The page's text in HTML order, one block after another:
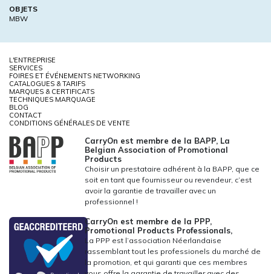
OBJETS
MBW
L'ENTREPRISE
SERVICES
FOIRES ET ÉVÉNEMENTS NETWORKING
CATALOGUES & TARIFS
MARQUES & CERTIFICATS
TECHNIQUES MARQUAGE
BLOG
CONTACT
CONDITIONS GÉNÉRALES DE VENTE
CarryOn est membre de la BAPP, La
Belgian Association of Promotional
Products
Choisir un prestataire adhérent à la BAPP, que ce
soit en tant que fournisseur ou revendeur, c’est
avoir la garantie de travailler avec un
professionnel !
CarryOn est membre de la PPP,
Promotional Products Professionals,
La PPP est l’association Néerlandaise
rassemblant tout les professionels du marché de
la promotion, et qui garanti que ces membres